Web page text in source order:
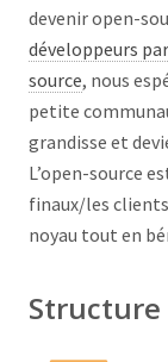
devenir open-
développeurs
source, nous
petite
grandisse et
L’open-source
finaux/les
noyau tout en